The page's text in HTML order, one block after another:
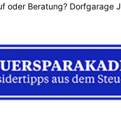
oder Beratung? Dorfgarage